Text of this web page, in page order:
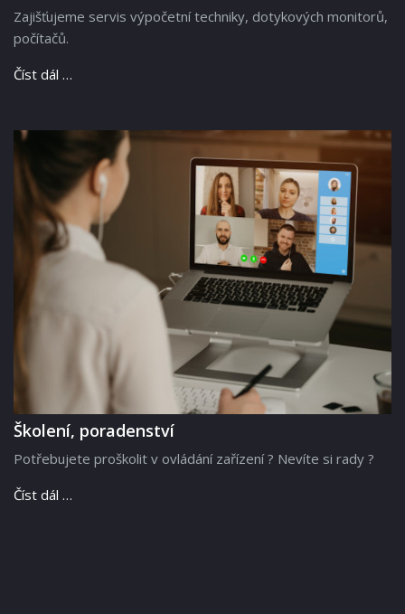
Zajišťujeme servis výpočetní techniky, dotykových monitorů,
počítačů.
Číst dál …
Školení, poradenství
Potřebujete proškolit v ovládání zařízení ? Nevíte si rady ?
Číst dál …